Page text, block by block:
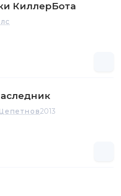
КиллерБота
2013